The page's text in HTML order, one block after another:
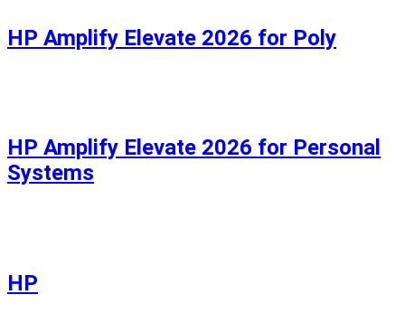
HP Amplify Elevate 2026 for Poly
HP Amplify Elevate 2026 for Personal
Systems
HP